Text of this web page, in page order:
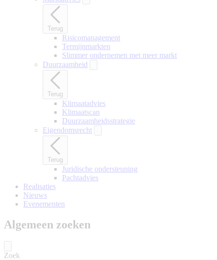
Terug
Risicomanagement
Termijnmarkten
Slimmer ondernemen met meer markt
Duurzaamheid
Terug
Klimaatadvies
Klimaatscan
Duurzaamheidsstrategie
Eigendomsrecht
Terug
Juridische ondersteuning
Pachtadvies
Realisaties
Nieuws
Evenementen
Algemeen zoeken
Zoek